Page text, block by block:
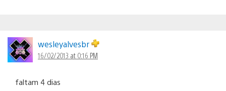
wesleyalvesbr
16/02/2013 at 0:16 PM
faltam 4 dias